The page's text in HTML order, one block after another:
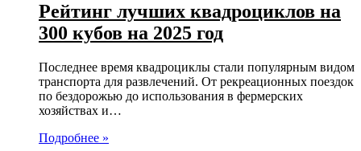
Рейтинг лучших квадроциклов на
300 кубов на 2025 год
Последнее время квадроциклы стали популярным видом
транспорта для развлечений. От рекреационных поездок
по бездорожью до использования в фермерских
хозяйствах и…
Подробнее »